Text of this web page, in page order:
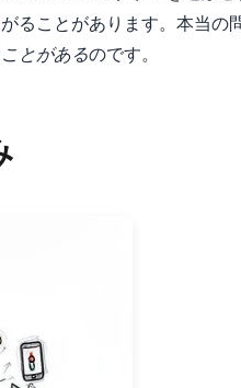
ることがあります。本当の
とがあるのです。